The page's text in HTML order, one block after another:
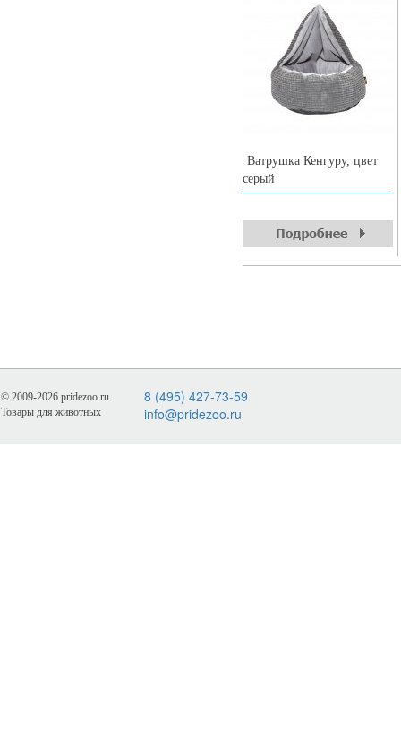
Ватрушка Кенгуру, цвет
серый
© 2009-2026 pridezoo.ru
Товары для животных
8 (495) 427-73-59
info@pridezoo.ru